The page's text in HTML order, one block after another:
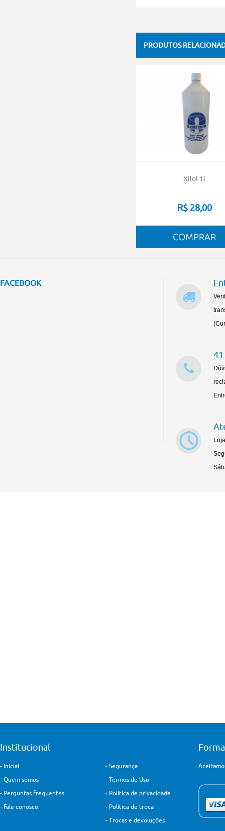
PRODUTOS
Xilol 1l
R$ 28,00
FACEBOOK
Institucional
- Inicial
- Quem somos
- Perguntas frequentes
- Fale conosco
- Segurança
- Termos de Uso
- Política de privacidade
- Política de troca
- Trocas e devoluções